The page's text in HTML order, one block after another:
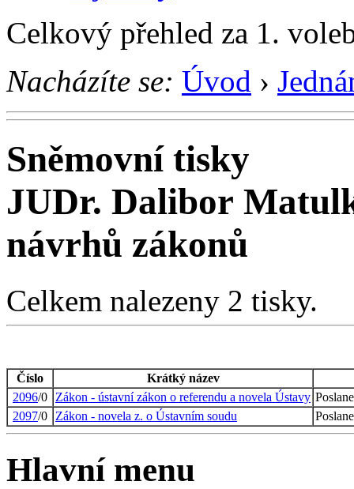
Celkový přehled za 1.
Nacházíte se: Úvod ›
Sněmovní tisky
JUDr. Dalibor
návrhů zákonů
Celkem nalezeny 2 tisky.
Číslo Krátký název
2096/0 Zákon - ústavní zákon o referendu a novela Ústavy
2097/0 Zákon - novela z. o Ústavním soudu
Hlavní menu